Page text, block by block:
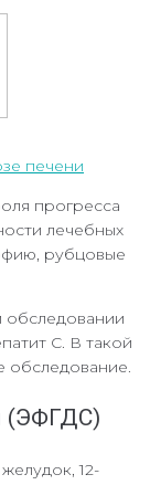
печени
прогресса
лечебных
рубцовые
обследовании
C. В такой
обследование.
(ЭФГДС)
12-